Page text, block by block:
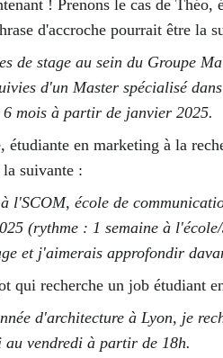
! Prenons le cas de
d'accroche pourrait être la
de stage au sein du Groupe
d'un Master spécialisé
6 mois à partir de janvier 2025.
étudiante en marketing à la
suivante :
l'SCOM, école de
(rythme : 1 semaine à
et j'aimerais approfondir
qui recherche un job étudiant
d'architecture à Lyon, je
vendredi à partir de 18h.